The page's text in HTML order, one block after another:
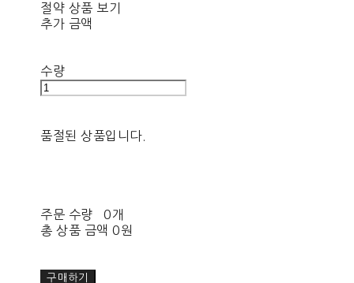
절약 상품 보기
추가 금액
수량
품절된 상품입니다.
주문 수량
0개
총 상품 금액 0원
구매하기